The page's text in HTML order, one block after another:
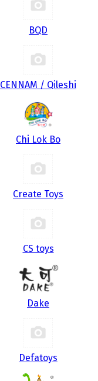
BQD
CENNAM / Qileshi
Chi Lok Bo
Create Toys
CS toys
Dake
Defatoys